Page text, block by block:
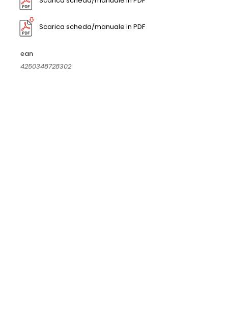
Scarica scheda/manuale in PDF
ean
4250348728302